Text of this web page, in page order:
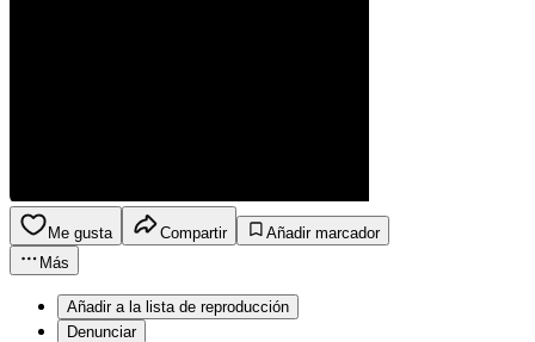
Me gusta Compartir
Añadir marcador
Más
Añadir a la lista de reproducción
Denunciar